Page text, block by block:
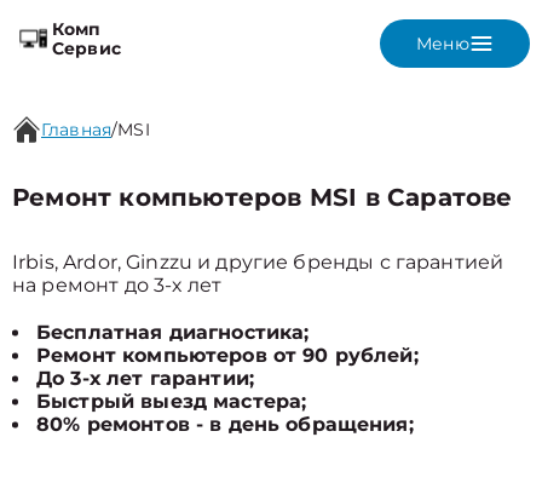
Комп
Сервис
Меню
Главная/MSI
Ремонт компьютеров MSI в Саратове
Irbis, Ardor, Ginzzu и другие бренды с гарантией
на ремонт до 3-х лет
Бесплатная диагностика;
Ремонт компьютеров от 90 рублей;
До 3-х лет гарантии;
Быстрый выезд мастера;
80% ремонтов - в день обращения;